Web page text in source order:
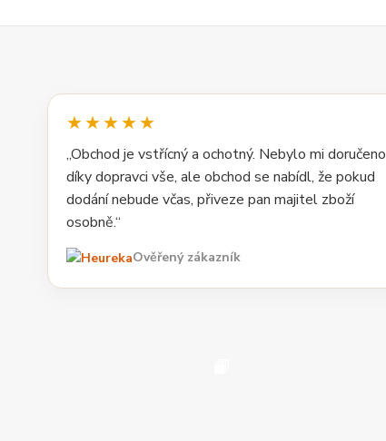
★★★★★
„Obchod je vstřícný a ochotný. Nebylo mi doručeno
díky dopravci vše, ale obchod se nabídl, že pokud
dodání nebude včas, přiveze pan majitel zboží
osobně.“
Ověřený zákazník